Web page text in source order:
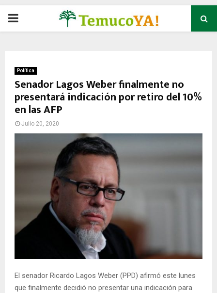
P
M
A
E
U
Política
Senador Lagos Weber finalmente no
presentará indicación por retiro del 10%
en las AFP
Julio 20, 2020
El senador Ricardo Lagos Weber (PPD) afirmó este lunes
que finalmente decidió no presentar una indicación para